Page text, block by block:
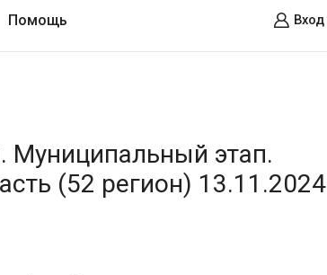
Помощь Вход
этап.
(52 регион) 13.11.2024